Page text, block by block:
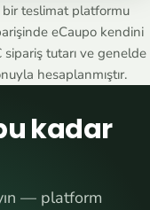
teslimat platformu
eCaupo kendini
tutarı ve genelde
hesaplanmıştır.
kadar
— platform